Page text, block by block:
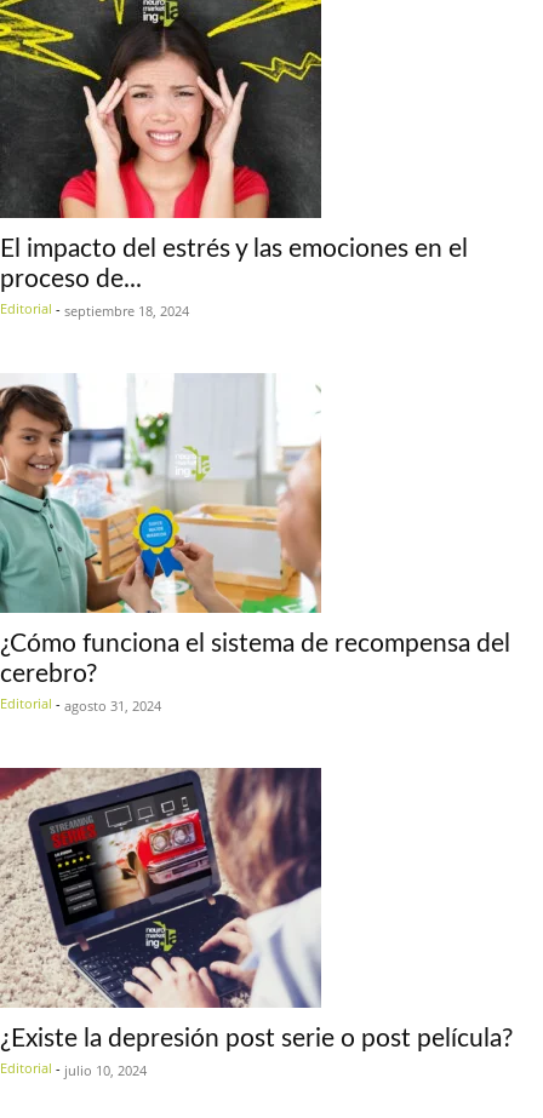
El impacto del estrés y las emociones en el
proceso de...
Editorial - septiembre 18, 2024
¿Cómo funciona el sistema de recompensa del
cerebro?
Editorial - agosto 31, 2024
¿Existe la depresión post serie o post película?
Editorial - julio 10, 2024